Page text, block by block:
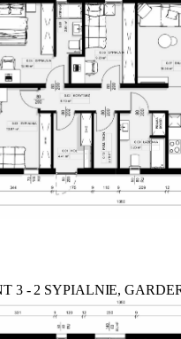
3 - 2 SYPIALNIE,